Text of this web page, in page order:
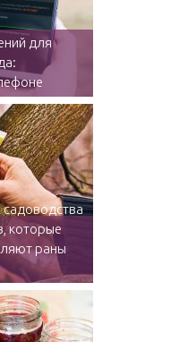
для
садоводства
которые
раны